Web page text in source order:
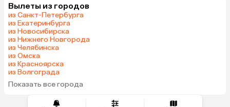
Марокко
Саудовская Аравия
Вылеты из городов
из Санкт-Петербурга
из Екатеринбурга
из Новосибирска
из Нижнего Новгорода
из Челябинска
из Омска
из Красноярска
из Волгограда
Показать все города